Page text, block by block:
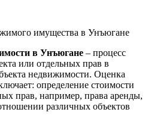
имущества в Унъюгане
в Унъюгане – процесс
или отдельных прав в
недвижимости. Оценка
определение стоимости
прав, например, права аренды,
различных объектов